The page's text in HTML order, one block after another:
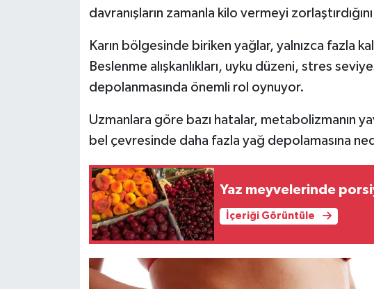
davranışların zamanla kilo vermeyi
Karın bölgesinde biriken yağlar, yalnızca fazla
Beslenme alışkanlıkları, uyku düzeni, stres
depolanmasında önemli rol oynuyor.
Uzmanlara göre bazı hatalar, metabolizmanın
bel çevresinde daha fazla yağ depolamasına
Yaz meyvelerinde
İçeriği Görüntüle